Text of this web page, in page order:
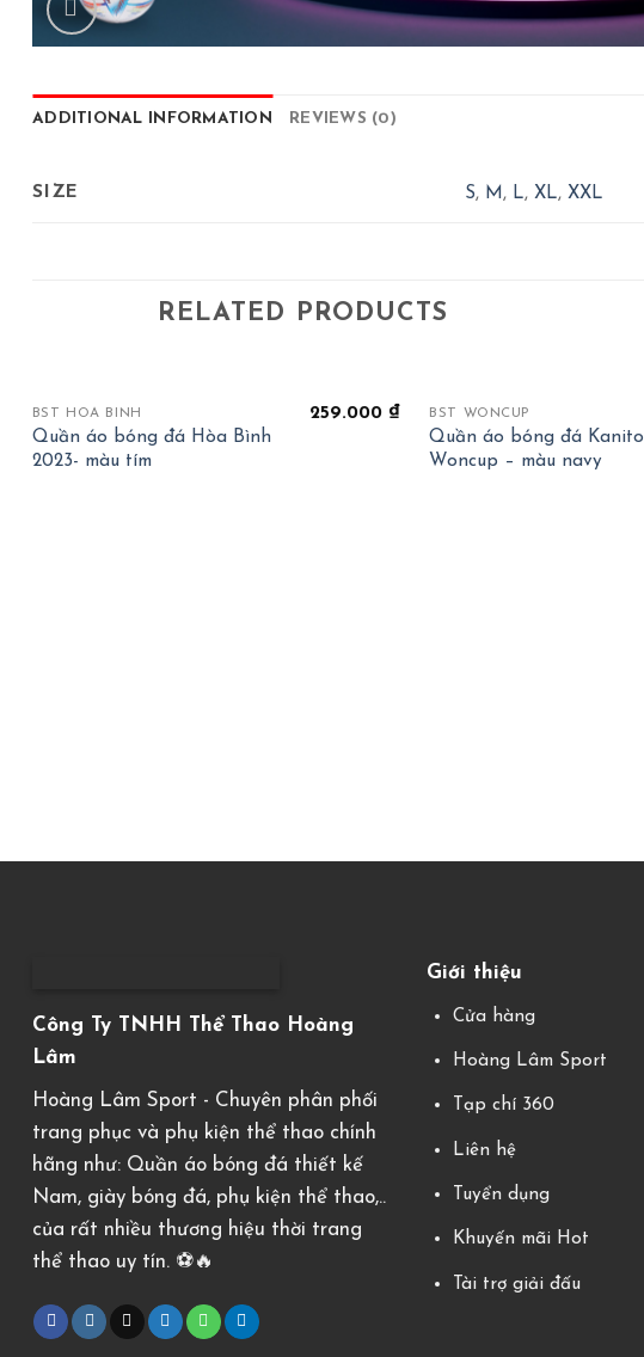
ADDITIONAL INFORMATION REVIEWS (0)
SIZE S, M , L, XL, XXL
RELATED PRODUCTS
BST HOÀ BÌNH
Quần áo bóng đá Hòa Bình
2023- màu tím
259.000 ₫ BST WONCUP
Quần áo bóng đá Kanito
Woncup – màu navy
Công Ty TNHH Thể Thao Hoàng
Lâm
Hoàng Lâm Sport - Chuyên phân phối
trang phục và phụ kiện thể thao chính
hãng như: Quần áo bóng đá thiết kế
Nam, giày bóng đá, phụ kiện thể thao,..
của rất nhiều thương hiệu thời trang
thể thao uy tín. ⚽️🔥
Giới thiệu
Cửa hàng
Hoàng Lâm Sport
Tạp chí 360
Liên hệ
Tuyển dụng
Khuyến mãi Hot
Tài trợ giải đấu